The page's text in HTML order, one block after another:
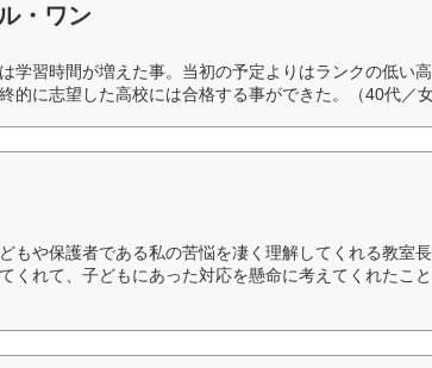
・ワン
学習時間が増えた事。当初の予定よりはランクの低い
的に志望した高校には合格する事ができた。（40代／女
もや保護者である私の苦悩を凄く理解してくれる教室
くれて、子どもにあった対応を懸命に考えてくれたこ